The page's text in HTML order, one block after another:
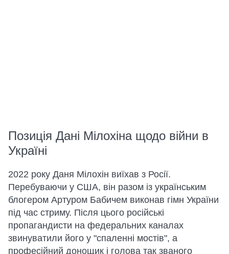
Позиція Дані Мілохіна щодо війни в
Україні
2022 року Даня Мілохін виїхав з Росії.
Перебуваючи у США, він разом із українським
блогером Артуром Бабичем виконав гімн України
під час стриму. Після цього російські
пропагандисти на федеральних каналах
звинуватили його у "спаленні мостів", а
професійний донощик і голова так званого